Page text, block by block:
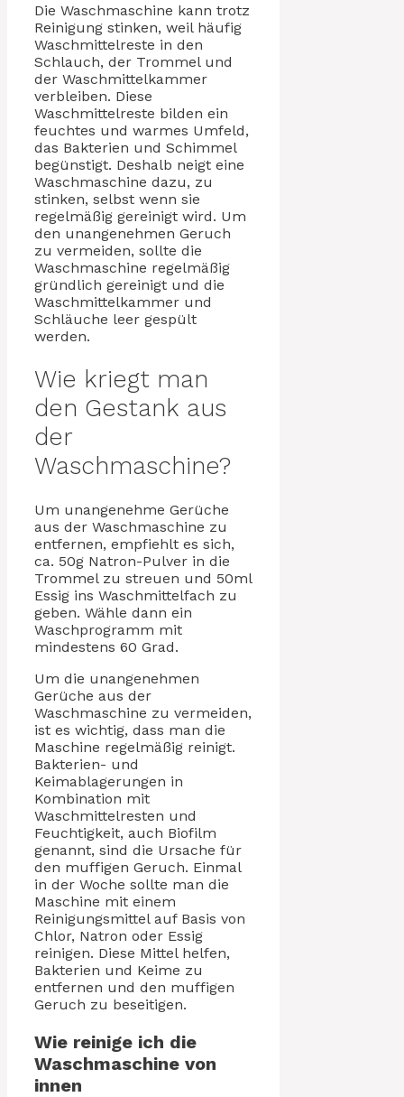
Die Waschmaschine kann trotz
Reinigung stinken, weil häufig
Waschmittelreste in den
Schlauch, der Trommel und
der Waschmittelkammer
verbleiben. Diese
Waschmittelreste bilden ein
feuchtes und warmes Umfeld,
das Bakterien und Schimmel
begünstigt. Deshalb neigt eine
Waschmaschine dazu, zu
stinken, selbst wenn sie
regelmäßig gereinigt wird. Um
den unangenehmen Geruch
zu vermeiden, sollte die
Waschmaschine regelmäßig
gründlich gereinigt und die
Waschmittelkammer und
Schläuche leer gespült
werden.
Wie kriegt man
den Gestank aus
der
Waschmaschine?
Um unangenehme Gerüche
aus der Waschmaschine zu
entfernen, empfiehlt es sich,
ca. 50g Natron-Pulver in die
Trommel zu streuen und 50ml
Essig ins Waschmittelfach zu
geben. Wähle dann ein
Waschprogramm mit
mindestens 60 Grad.
Um die unangenehmen
Gerüche aus der
Waschmaschine zu vermeiden,
ist es wichtig, dass man die
Maschine regelmäßig reinigt.
Bakterien- und
Keimablagerungen in
Kombination mit
Waschmittelresten und
Feuchtigkeit, auch Biofilm
genannt, sind die Ursache für
den muffigen Geruch. Einmal
in der Woche sollte man die
Maschine mit einem
Reinigungsmittel auf Basis von
Chlor, Natron oder Essig
reinigen. Diese Mittel helfen,
Bakterien und Keime zu
entfernen und den muffigen
Geruch zu beseitigen.
Wie reinige ich die
Waschmaschine von
innen